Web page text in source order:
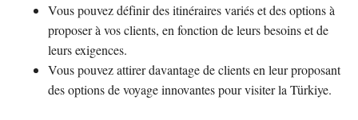
Vous pouvez définir des itinéraires variés et des options à
proposer à vos clients, en fonction de leurs besoins et de
leurs exigences.
Vous pouvez attirer davantage de clients en leur proposant
des options de voyage innovantes pour visiter la Türkiye.